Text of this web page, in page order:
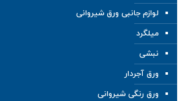
لوازم جانبی ورق شیروانی
میلگرد
نبشی
ورق آجردار
ورق رنگی شیروانی